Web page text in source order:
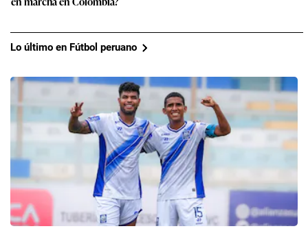
Lo último en Fútbol peruano